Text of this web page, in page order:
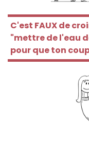
C'est FAUX de
"mettre de l'eau
pour que ton